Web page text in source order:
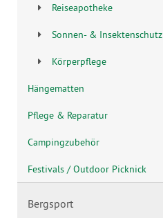
Reiseapotheke
Sonnen- & Insektenschutz
Körperpflege
Hängematten
Pflege & Reparatur
Campingzubehör
Festivals / Outdoor Picknick
Bergsport